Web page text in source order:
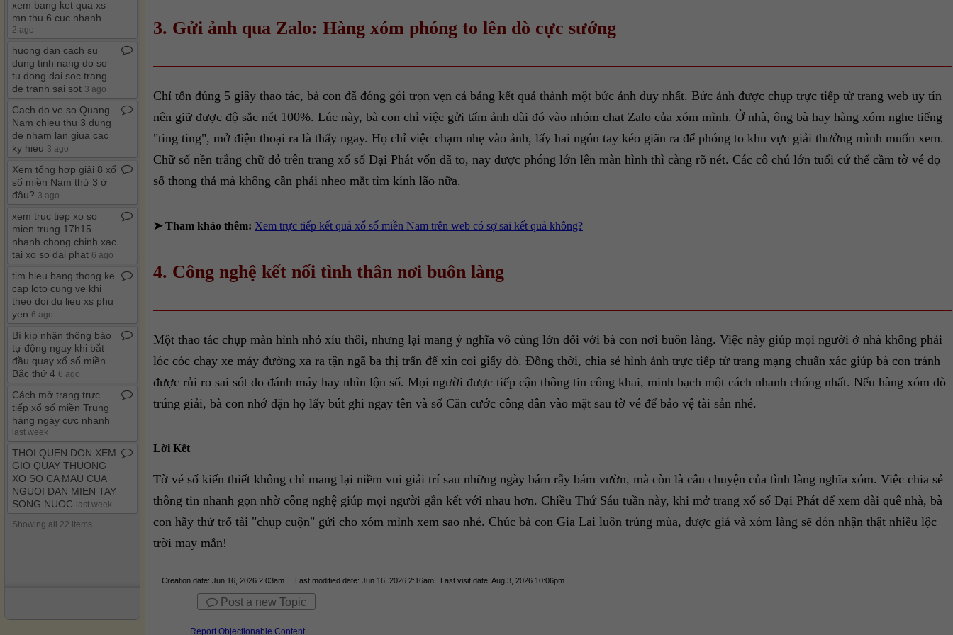
3. Gửi ảnh qua Zalo: Hàng xóm phóng to lên dò cực sướng
Chỉ tốn đúng 5 giây thao tác, bà con đã đóng gói trọn vẹn cả bảng kết quả thành một bức ảnh duy nhất. Bức ảnh được chụp trực tiếp từ trang web uy tín
nên giữ được độ sắc nét 100%. Lúc này, bà con chỉ việc gửi tấm ảnh dài đó vào nhóm chat Zalo của xóm mình. Ở nhà, ông bà hay hàng xóm nghe tiếng
"ting ting", mở điện thoại ra là thấy ngay. Họ chỉ việc chạm nhẹ vào ảnh, lấy hai ngón tay kéo giãn ra để phóng to khu vực giải thưởng mình muốn xem.
Chữ số nền trắng chữ đỏ trên trang xổ số Đại Phát vốn đã to, nay được phóng lớn lên màn hình thì càng rõ nét. Các cô chú lớn tuổi cứ thế cầm tờ vé đọ
số thong thả mà không cần phải nheo mắt tìm kính lão nữa.
➤ Tham khảo thêm: Xem trực tiếp kết quả xổ số miền Nam trên web có sợ sai kết quả không?
4. Công nghệ kết nối tình thân nơi buôn làng
Một thao tác chụp màn hình nhỏ xíu thôi, nhưng lại mang ý nghĩa vô cùng lớn đối với bà con nơi buôn làng. Việc này giúp mọi người ở nhà không phải
lóc cóc chạy xe máy đường xa ra tận ngã ba thị trấn để xin coi giấy dò. Đồng thời, chia sẻ hình ảnh trực tiếp từ trang mạng chuẩn xác giúp bà con tránh
được rủi ro sai sót do đánh máy hay nhìn lộn số. Mọi người được tiếp cận thông tin công khai, minh bạch một cách nhanh chóng nhất. Nếu hàng xóm dò
trúng giải, bà con nhớ dặn họ lấy bút ghi ngay tên và số Căn cước công dân vào mặt sau tờ vé để bảo vệ tài sản nhé.
Lời Kết
Tờ vé số kiến thiết không chỉ mang lại niềm vui giải trí sau những ngày bám rẫy bám vườn, mà còn là câu chuyện của tình làng nghĩa xóm. Việc chia sẻ
thông tin nhanh gọn nhờ công nghệ giúp mọi người gắn kết với nhau hơn. Chiều Thứ Sáu tuần này, khi mở trang xổ số Đại Phát để xem đài quê nhà, bà
con hãy thử trổ tài "chụp cuộn" gửi cho xóm mình xem sao nhé. Chúc bà con Gia Lai luôn trúng mùa, được giá và xóm làng sẽ đón nhận thật nhiều lộc
trời may mắn!
Creation date: Jun 16, 2026 2:03am Last modified date: Jun 16, 2026 2:16am Last visit date: Aug 3, 2026 10:06pm
Post a new Topic
Report Objectionable Content
xem bang ket qua xs
mn thu 6 cuc nhanh
2 ago
huong dan cach su
dung tinh nang do so
tu dong dai soc trang
de tranh sai sot 3 ago
Cach do ve so Quang
Nam chieu thu 3 dung
de nham lan giua cac
ky hieu 3 ago
Xem tổng hợp giải 8 xổ
số miền Nam thứ 3 ở
đâu? 3 ago
xem truc tiep xo so
mien trung 17h15
nhanh chong chinh xac
tai xo so dai phat 6 ago
tim hieu bang thong ke
cap loto cung ve khi
theo doi du lieu xs phu
yen 6 ago
Bí kíp nhận thông báo
tự động ngay khi bắt
đầu quay xổ số miền
Bắc thứ 4 6 ago
Cách mở trang trực
tiếp xổ số miền Trung
hàng ngày cực nhanh
last week
THOI QUEN DON XEM
GIO QUAY THUONG
XO SO CA MAU CUA
NGUOI DAN MIEN TAY
SONG NUOC last week
Showing all 22 items